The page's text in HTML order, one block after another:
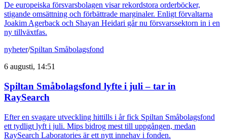
De europeiska försvarsbolagen visar rekordstora orderböcker,
stigande omsättning och förbättrade marginaler. Enligt förvaltarna
Joakim Agerback och Shayan Heidari går nu försvarssektorn in i en
ny tillväxtfas.
nyheter/Spiltan Småbolagsfond
6 augusti, 14:51
Spiltan Småbolagsfond lyfte i juli – tar in
RaySearch
Efter en svagare utveckling hittills i år fick Spiltan Småbolagsfond
ett tydligt lyft i juli. Mips bidrog mest till uppgången, medan
RaySearch Laboratories är ett nytt innehav i fonden.